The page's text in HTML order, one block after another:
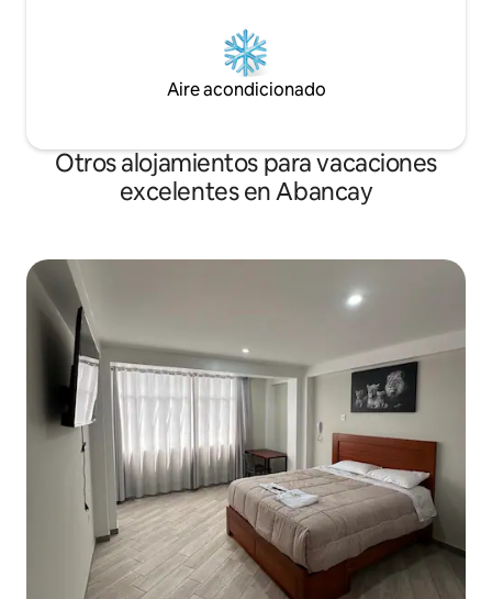
Aire acondicionado
Otros alojamientos para vacaciones
excelentes en Abancay